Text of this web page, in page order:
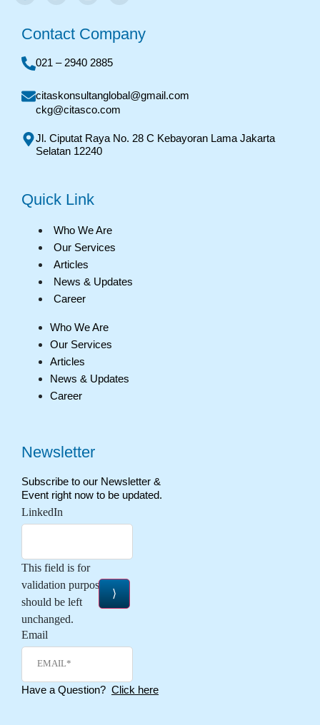
Contact Company
021 – 2940 2885
citaskonsultanglobal@gmail.com
ckg@citasco.com
Jl. Ciputat Raya No. 28 C Kebayoran Lama Jakarta
Selatan 12240
Quick Link
Who We Are
Our Services
Articles
News & Updates
Career
Who We Are
Our Services
Articles
News & Updates
Career
Newsletter
Subscribe to our Newsletter &
Event right now to be updated.
LinkedIn
This field is for
validation purposes and
should be left
unchanged.
Email
Have a Question? Click here